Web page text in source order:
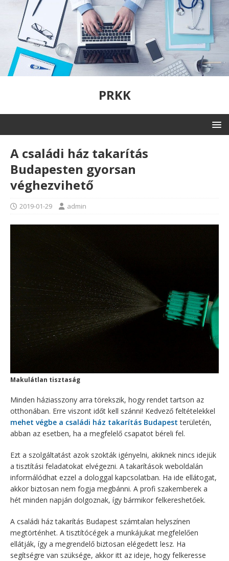
PRKK
A családi ház takarítás
Budapesten gyorsan
véghezvihető
2019-01-29 admin
Makulátlan tisztaság
Minden háziasszony arra törekszik, hogy rendet tartson az
otthonában. Erre viszont időt kell szánni! Kedvező feltételekkel
mehet végbe a családi ház takarítás Budapest területén,
abban az esetben, ha a megfelelő csapatot béreli fel.
Ezt a szolgáltatást azok szokták igényelni, akiknek nincs idejük
a tisztítási feladatokat elvégezni. A takarítások weboldalán
informálódhat ezzel a dologgal kapcsolatban. Ha ide ellátogat,
akkor biztosan nem fogja megbánni. A profi szakemberek a
hét minden napján dolgoznak, így bármikor felkereshetőek.
A családi ház takarítás Budapest számtalan helyszínen
megtörténhet. A tisztítócégek a munkájukat megfelelően
ellátják, így a megrendelő biztosan elégedett lesz. Ha
segítségre van szüksége, akkor itt az ideje, hogy felkeresse